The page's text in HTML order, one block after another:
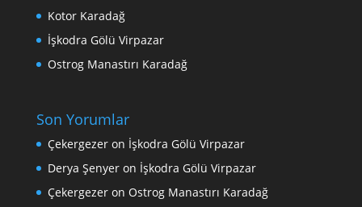
Kotor Karadağ
İşkodra Gölü Virpazar
Ostrog Manastırı Karadağ
Son Yorumlar
Çekergezeron İşkodra Gölü Virpazar
Derya Şenyeron İşkodra Gölü Virpazar
Çekergezeron Ostrog Manastırı Karadağ